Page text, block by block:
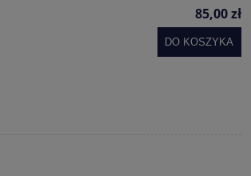
85,00 zł
DO KOSZYKA